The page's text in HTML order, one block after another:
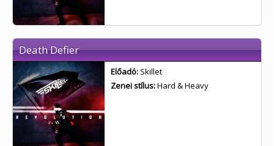
Death Defier
Előadó: Skillet
Zenei stílus:Hard & Heavy